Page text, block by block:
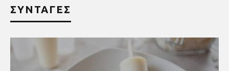
ΣΥΝΤΑΓΕΣ